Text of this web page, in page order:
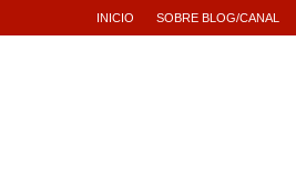
INICIO SOBRE BLOG/CANAL